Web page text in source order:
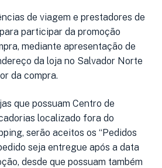
de viagem e prestadores de
participar da promoção
mediante apresentação de
da loja no Salvador Norte
da compra.
que possuam Centro de
localizado fora do
serão aceitos os “Pedidos
seja entregue após a data
desde que possuam também